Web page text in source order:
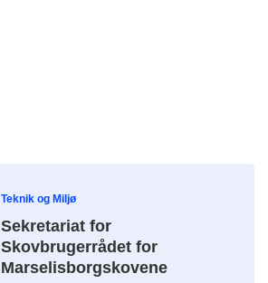
Teknik og Miljø
Sekretariat for
Skovbrugerrådet for
Marselisborgskovene